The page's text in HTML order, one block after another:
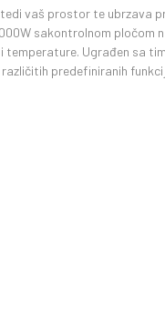
vaš prostor te ubrzava
sakontrolnom pločom
temperature. Ugrađen sa
predefiniranih